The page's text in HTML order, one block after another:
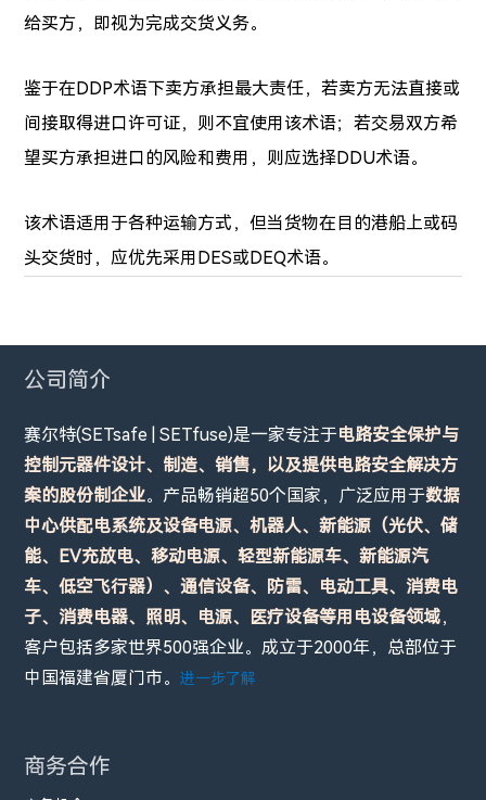
给买方，即视为完成交货义务。
鉴于在DDP术语下卖方承担最大责任，若卖方无法直接或
间接取得进口许可证，则不宜使用该术语；若交易双方希
望买方承担进口的风险和费用，则应选择DDU术语。
该术语适用于各种运输方式，但当货物在目的港船上或码
头交货时，应优先采用DES或DEQ术语。
公司简介
赛尔特(SETsafe | SETfuse)是一家专注于电路安全保护与
控制元器件设计、制造、销售，以及提供电路安全解决方
案的股份制企业。产品畅销超50个国家，广泛应用于数据
中心供配电系统及设备电源、机器人、新能源（光伏、储
能、EV充放电、移动电源、轻型新能源车、新能源汽
车、低空飞行器）、通信设备、防雷、电动工具、消费电
子、消费电器、照明、电源、医疗设备等用电设备领域，
客户包括多家世界500强企业。成立于2000年，总部位于
中国福建省厦门市。进一步了解
商务合作